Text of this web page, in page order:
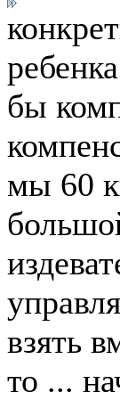
бы
мы 60
взять
то ...